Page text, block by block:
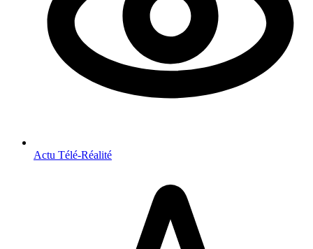
Actu Télé-Réalité